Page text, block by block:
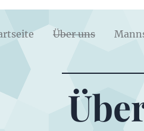
Über uns